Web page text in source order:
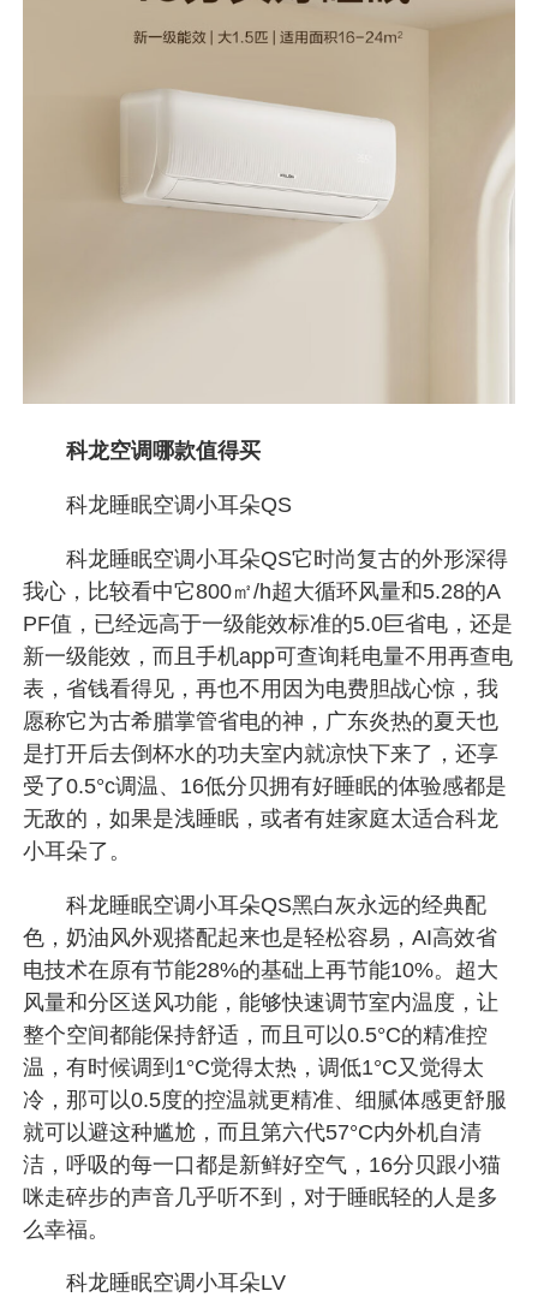
科龙空调哪款值得买
科龙睡眠空调小耳朵QS
科龙睡眠空调小耳朵QS它时尚复古的外形深得
我心，比较看中它800㎡/h超大循环风量和5.28的A
PF值，已经远高于一级能效标准的5.0巨省电，还是
新一级能效，而且手机app可查询耗电量不用再查电
表，省钱看得见，再也不用因为电费胆战心惊，我
愿称它为古希腊掌管省电的神，广东炎热的夏天也
是打开后去倒杯水的功夫室内就凉快下来了，还享
受了0.5°c调温、16低分贝拥有好睡眠的体验感都是
无敌的，如果是浅睡眠，或者有娃家庭太适合科龙
小耳朵了。
科龙睡眠空调小耳朵QS黑白灰永远的经典配
色，奶油风外观搭配起来也是轻松容易，AI高效省
电技术在原有节能28%的基础上再节能10%。超大
风量和分区送风功能，能够快速调节室内温度，让
整个空间都能保持舒适，而且可以0.5°C的精准控
温，有时候调到1°C觉得太热，调低1°C又觉得太
冷，那可以0.5度的控温就更精准、细腻体感更舒服
就可以避这种尴尬，而且第六代57°C内外机自清
洁，呼吸的每一口都是新鲜好空气，16分贝跟小猫
咪走碎步的声音几乎听不到，对于睡眠轻的人是多
么幸福。
科龙睡眠空调小耳朵LV